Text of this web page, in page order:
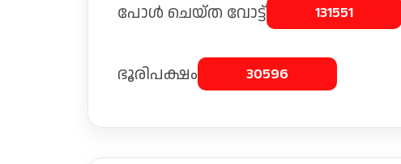
പോള്‍ ചെയ്ത വോട്ട് 131551
ഭൂരിപക്ഷം 30596